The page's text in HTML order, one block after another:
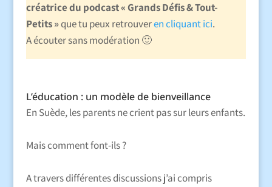
créatrice du podcast « Grands Défis & Tout-
Petits »que tu peux retrouveren cliquant ici.
A écouter sans modération 🙂
L’éducation : un modèle de bienveillance
En Suède, les parents ne crient pas sur leurs enfants.
Mais comment font-ils ?
A travers différentes discussions j’ai compris